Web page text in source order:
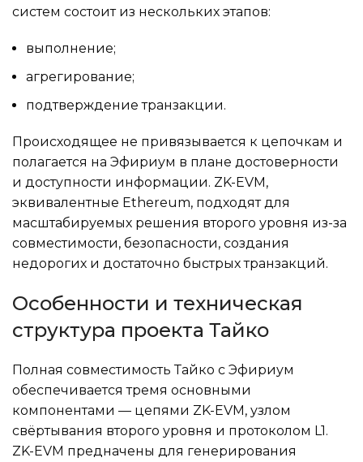
систем состоит из нескольких этапов:
выполнение;
агрегирование;
подтверждение транзакции.
Происходящее не привязывается к цепочкам и
полагается на Эфириум в плане достоверности
и доступности информации. ZK-EVM,
эквивалентные Ethereum, подходят для
масштабируемых решения второго уровня из-за
совместимости, безопасности, создания
недорогих и достаточно быстрых транзакций.
Особенности и техническая
структура проекта Тайко
Полная совместимость Тайко с Эфириум
обеспечивается тремя основными
компонентами — цепями ZK-EVM, узлом
свёртывания второго уровня и протоколом L1.
ZK-EVM предначены для генерирования